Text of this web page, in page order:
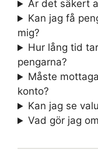
Är det säkert
Kan jag få
mig?
Hur lång tid
pengarna?
Måste
konto?
Kan jag se
Vad gör jag